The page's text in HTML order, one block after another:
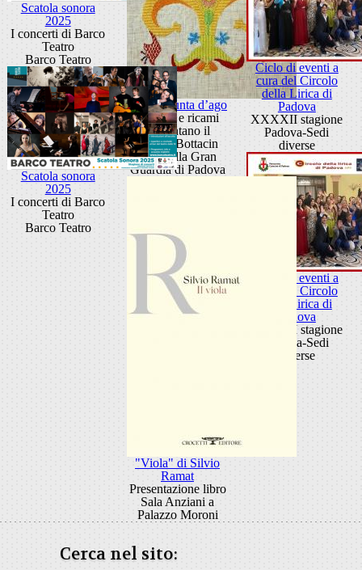
Scatola sonora
2025
I concerti di Barco
Teatro
Barco Teatro
Arte in punta d’ago
Disegni e ricami
raccontano il
Museo Bottacin
Sala della Gran
Guardia di Padova
Ciclo di eventi a
cura del Circolo
della Lirica di
Padova
XXXXII stagione
Padova-Sedi
diverse
Scatola sonora
2025
I concerti di Barco
Teatro
Barco Teatro
Ciclo di eventi a
cura del Circolo
della Lirica di
Padova
XXXXII stagione
Padova-Sedi
diverse
"Viola" di Silvio
Ramat
Presentazione libro
Sala Anziani a
Palazzo Moroni
Cerca nel sito: